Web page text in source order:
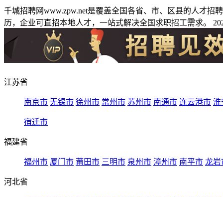
千城招聘网www.zpw.net是覆盖全国各省、市、区县的人才
历，企业可直招本地人才，一站式解决全国求职招工需求。
江苏省
南京市 无锡市 徐州市 常州市 苏州市 南通市 连云港市 淮
宿迁市
福建省
福州市 厦门市 莆田市 三明市 泉州市 漳州市 南平市 龙岩
河北省